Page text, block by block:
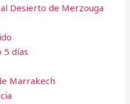
Desierto de Merzouga
5 días
Marrakech